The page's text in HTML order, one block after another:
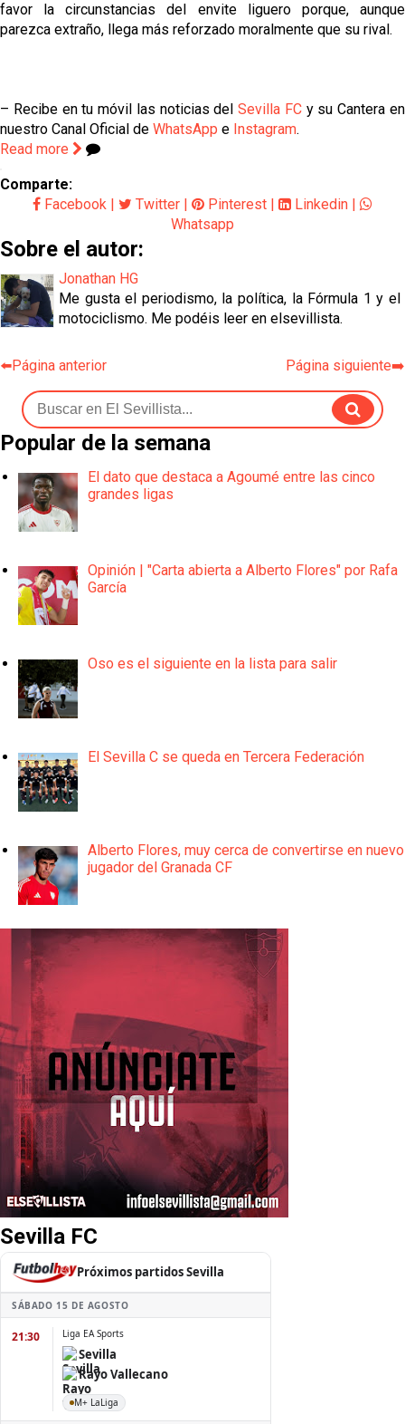
favor la circunstancias del envite liguero porque, aunque
parezca extraño, llega más reforzado moralmente que su rival.
– Recibe en tu móvil las noticias delSevilla FCy su Cantera en
nuestro Canal Oficial de WhatsApp e Instagram.
Read more
Comparte:
Facebook
Twitter Pinterest Linkedin
Whatsapp
Sobre el autor:
Jonathan HG
Me gusta el periodismo, la política, la Fórmula 1 y el
motociclismo. Me podéis leer en elsevillista.
⬅️Página anterior Página siguiente➡️
Popular de la semana
El dato que destaca a Agoumé entre las cinco
grandes ligas
Opinión | "Carta abierta a Alberto Flores" por Rafa
García
Oso es el siguiente en la lista para salir
El Sevilla C se queda en Tercera Federación
Alberto Flores, muy cerca de convertirse en nuevo
jugador del Granada CF
Sevilla FC